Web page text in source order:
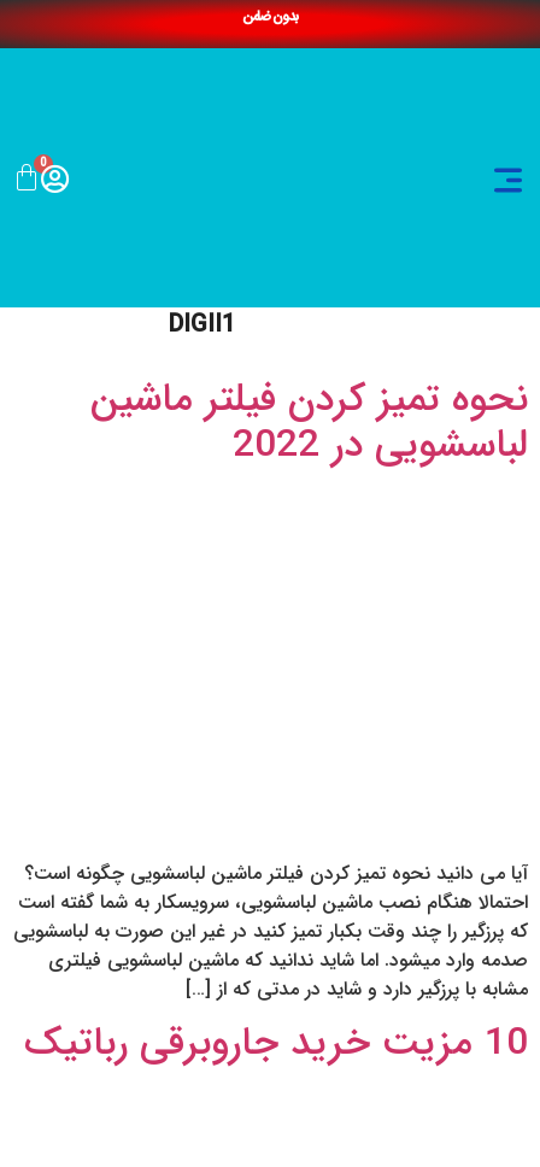
بدون ضامن
0
DIGII1
نحوه تمیز کردن فیلتر ماشین
لباسشویی در 2022
آیا می دانید نحوه تمیز کردن فیلتر ماشین لباسشویی چگونه است؟
احتمالا هنگام نصب ماشین لباسشویی، سرویسکار به شما گفته است
که پرزگیر را چند وقت بکبار تمیز کنید در غیر این صورت به لباسشویی
صدمه وارد میشود. اما شاید ندانید که ماشین لباسشویی فیلتری
مشابه با پرزگیر دارد و شاید در مدتی که از […]
10 مزیت خرید جاروبرقی رباتیک